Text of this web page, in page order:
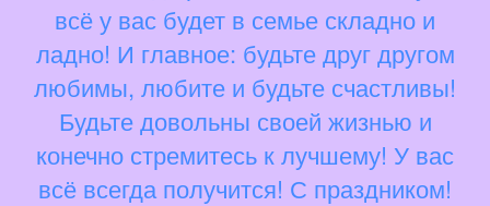
всё у вас будет в семье складно и
ладно! И главное: будьте друг другом
любимы, любите и будьте счастливы!
Будьте довольны своей жизнью и
конечно стремитесь к лучшему! У вас
всё всегда получится! С праздником!